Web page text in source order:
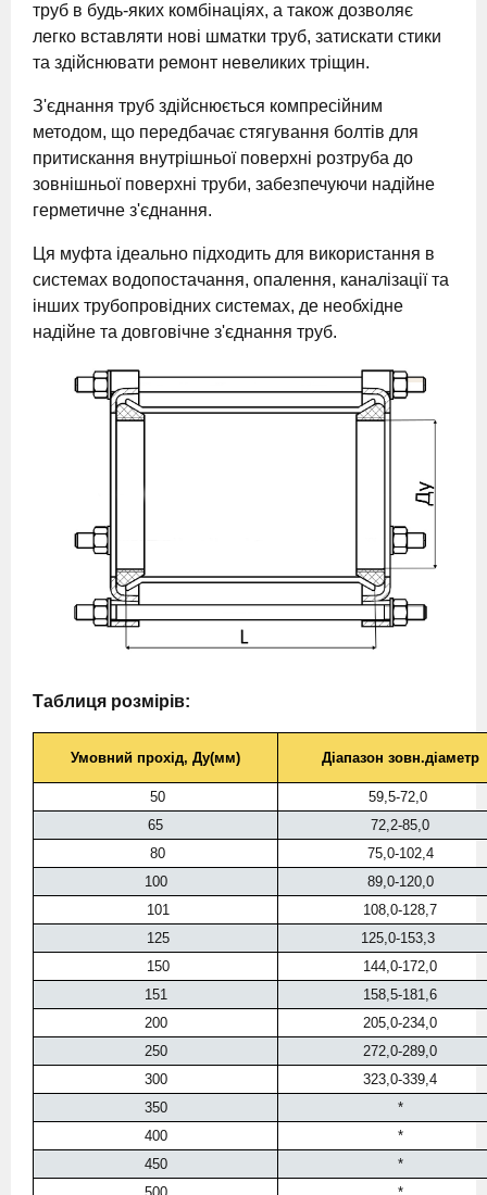
труб в будь-яких комбінаціях, а також дозволяє
легко вставляти нові шматки труб, затискати стики
та здійснювати ремонт невеликих тріщин.
З'єднання труб здійснюється компресійним
методом, що передбачає стягування болтів для
притискання внутрішньої поверхні розтруба до
зовнішньої поверхні труби, забезпечуючи надійне
герметичне з'єднання.
Ця муфта ідеально підходить для використання в
системах водопостачання, опалення, каналізації та
інших трубопровідних системах, де необхідне
надійне та довговічне з'єднання труб.
Таблиця розмірів:
Умовний прохід, Ду(мм) Діапазон зовн.діаметр
50
59,5-72,0
65
72,2-85,0
80
75,0-102,4
100
89,0-120,0
101
108,0-128,7
125
125,0-153,3
150
144,0-172,0
151
158,5-181,6
200
205,0-234,0
250
272,0-289,0
300
323,0-339,4
350
*
400
*
450
*